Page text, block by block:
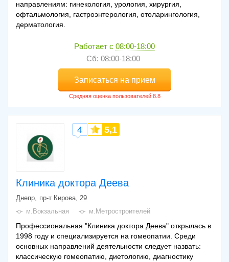
направлениям: гинекология, урология, хирургия,
офтальмология, гастроэнтерология, отоларингология,
дерматология.
Работает с 08:00-18:00
Сб: 08:00-18:00
Записаться на прием
Клиника доктора Деева
4 5,1
Днепр
пр-т Кирова, 29
м.Вокзальная
м.Метростроителей
Профессиональная "Клиника доктора Деева" открылась в
1998 году и специализируется на гомеопатии. Среди
основных направлений деятельности следует назвать:
классическую гомеопатию, диетологию, диагностику